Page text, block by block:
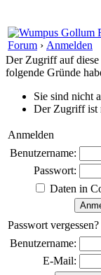
Forum › Anmelden
Der Zugriff auf
folgende Gründe
Sie sind nicht
Der Zugriff ist
Anmelden
Benutzername:
Passwort:
Daten in
Passwort vergessen?
Benutzername:
E-Mail: